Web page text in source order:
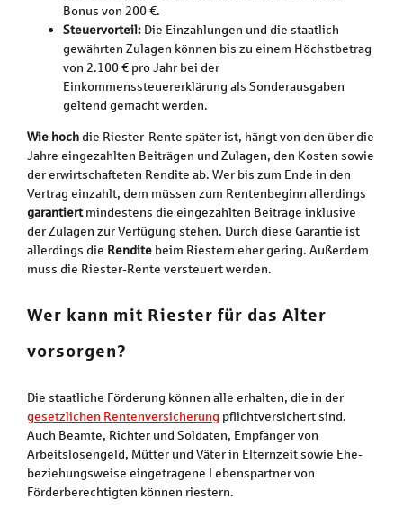
Bonus von 200 €.
Steuervorteil: Die Einzahlungen und die staatlich
gewährten Zulagen können bis zu einem Höchstbetrag
von 2.100 € pro Jahr bei der
Einkommenssteuererklärung als Sonderausgaben
geltend gemacht werden.
Wie hochdie Riester-Rente später ist, hängt von den über die
Jahre eingezahlten Beiträgen und Zulagen, den Kosten sowie
der erwirtschafteten Rendite ab. Wer bis zum Ende in den
Vertrag einzahlt, dem müssen zum Rentenbeginn allerdings
garantiertmindestens die eingezahlten Beiträge inklusive
der Zulagen zur Verfügung stehen. Durch diese Garantie ist
allerdings die Renditebeim Riestern eher gering. Außerdem
muss die Riester-Rente versteuert werden.
Wer kann mit Riester für das Alter
vorsorgen?
Die staatliche Förderung können alle erhalten, die in der
gesetzlichen Rentenversicherung pflichtversichert sind.
Auch Beamte, Richter und Soldaten, Empfänger von
Arbeitslosengeld, Mütter und Väter in Elternzeit sowie Ehe-
beziehungsweise eingetragene Lebenspartner von
Förderberechtigten können riestern.